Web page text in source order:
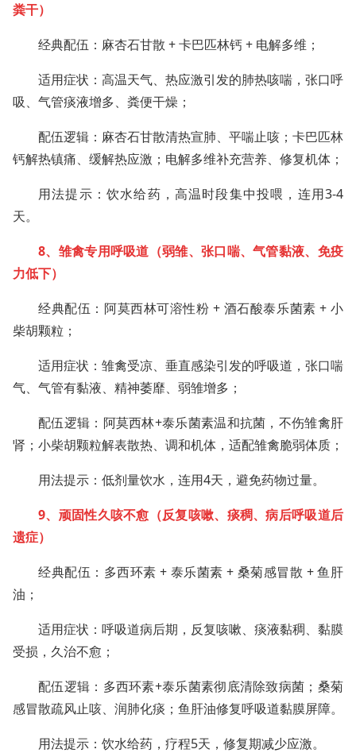
粪干）
经典配伍：麻杏石甘散 + 卡巴匹林钙 + 电解多维；
适用症状：高温天气、热应激引发的肺热咳喘，张口呼
吸、气管痰液增多、粪便干燥；
配伍逻辑：麻杏石甘散清热宣肺、平喘止咳；卡巴匹林
钙解热镇痛、缓解热应激；电解多维补充营养、修复机体；
用法提示：饮水给药，高温时段集中投喂，连用3-4
天。
8、雏禽专用呼吸道（弱雏、张口喘、气管黏液、免疫
力低下）
经典配伍：阿莫西林可溶性粉 + 酒石酸泰乐菌素 + 小
柴胡颗粒；
适用症状：雏禽受凉、垂直感染引发的呼吸道，张口喘
气、气管有黏液、精神萎靡、弱雏增多；
配伍逻辑：阿莫西林+泰乐菌素温和抗菌，不伤雏禽肝
肾；小柴胡颗粒解表散热、调和机体，适配雏禽脆弱体质；
用法提示：低剂量饮水，连用4天，避免药物过量。
9、顽固性久咳不愈（反复咳嗽、痰稠、病后呼吸道后
遗症）
经典配伍：多西环素 + 泰乐菌素 + 桑菊感冒散 + 鱼肝
油；
适用症状：呼吸道病后期，反复咳嗽、痰液黏稠、黏膜
受损，久治不愈；
配伍逻辑：多西环素+泰乐菌素彻底清除致病菌；桑菊
感冒散疏风止咳、润肺化痰；鱼肝油修复呼吸道黏膜屏障。
用法提示：饮水给药，疗程5天，修复期减少应激。